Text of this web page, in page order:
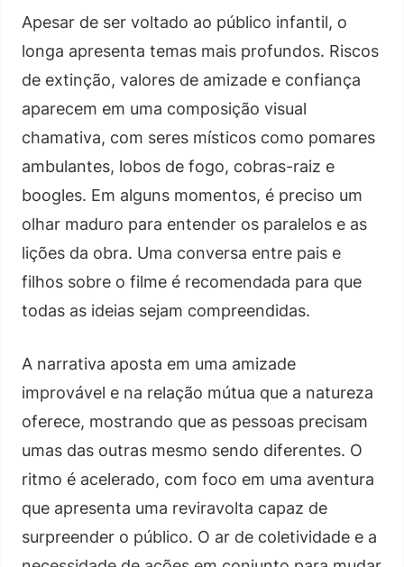
Apesar de ser voltado ao público infantil, o
longa apresenta temas mais profundos. Riscos
de extinção, valores de amizade e confiança
aparecem em uma composição visual
chamativa, com seres místicos como pomares
ambulantes, lobos de fogo, cobras-raiz e
boogles. Em alguns momentos, é preciso um
olhar maduro para entender os paralelos e as
lições da obra. Uma conversa entre pais e
filhos sobre o filme é recomendada para que
todas as ideias sejam compreendidas.
A narrativa aposta em uma amizade
improvável e na relação mútua que a natureza
oferece, mostrando que as pessoas precisam
umas das outras mesmo sendo diferentes. O
ritmo é acelerado, com foco em uma aventura
que apresenta uma reviravolta capaz de
surpreender o público. O ar de coletividade e a